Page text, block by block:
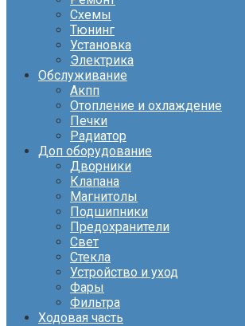
Схемы
Тюнинг
Установка
Электрика
Обслуживание
Акпп
Отопление и охлаждение
Печки
Радиатор
Доп оборудование
Дворники
Клапана
Магнитолы
Подшипники
Предохранители
Свет
Стекла
Устройство и уход
Фары
Фильтра
Ходовая часть